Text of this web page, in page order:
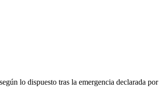
lo dispuesto tras la emergencia declarada por